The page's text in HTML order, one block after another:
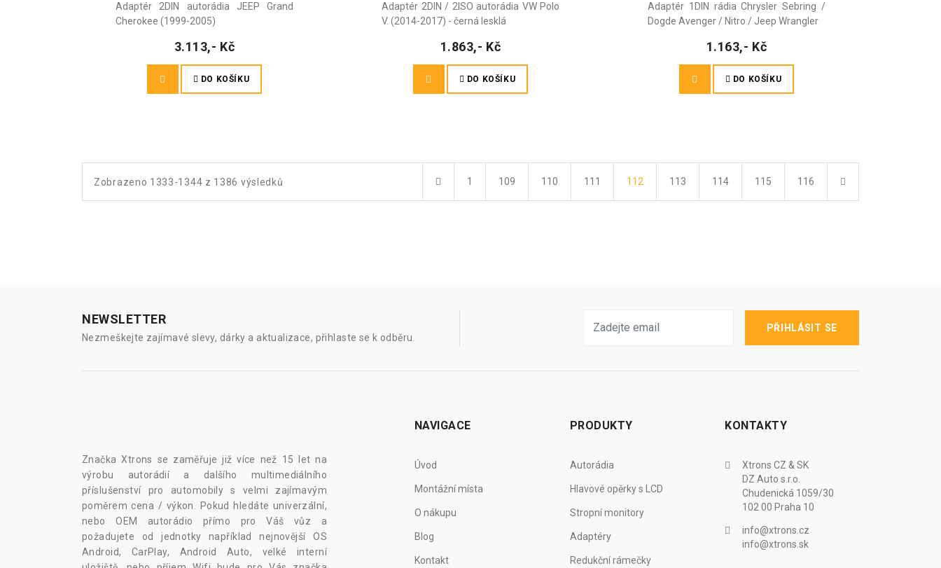
Adaptér 2DIN autorádia JEEP Grand
Cherokee (1999-2005)
3.113,- Kč
DO KOŠÍKU
Adaptér 2DIN / 2ISO autorádia VW Polo
V. (2014-2017) - černá lesklá
1.863,- Kč
DO KOŠÍKU
Adaptér 1DIN rádia Chrysler Sebring /
Dogde Avenger / Nitro / Jeep Wrangler
1.163,- Kč
DO KOŠÍKU
Zobrazeno 1333-1344 z 1386 výsledků Předchozí
1 109 110 111 112 113 114 115 116
NEWSLETTER
Nezmeškejte zajímavé slevy, dárky a aktualizace, přihlaste se k odběru.
PŘIHLÁSIT SE
Značka Xtrons se zaměřuje již více než 15 let na
výrobu autorádií a dalšího multimediálního
příslušenství pro automobily s velmi zajímavým
poměrem cena / výkon. Pokud hledáte univerzální,
nebo OEM autorádio přímo pro Váš vůz a
požadujete od jednotky například nejnovější OS
Android, CarPlay, Android Auto, velké interní
NAVIGACE
Úvod
Montážní místa
O nákupu
Blog
Kontakt
PRODUKTY
Autorádia
Hlavové opěrky s LCD
Stropní monitory
Adaptéry
Redukční rámečky
KONTAKTY
Xtrons CZ & SK
DZ Auto s.r.o.
Chudenická 1059/30
102 00 Praha 10
info@xtrons.cz
info@xtrons.sk